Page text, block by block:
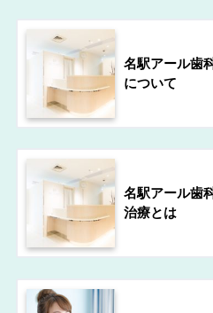
名駅アール歯
について
名駅アール歯
治療とは